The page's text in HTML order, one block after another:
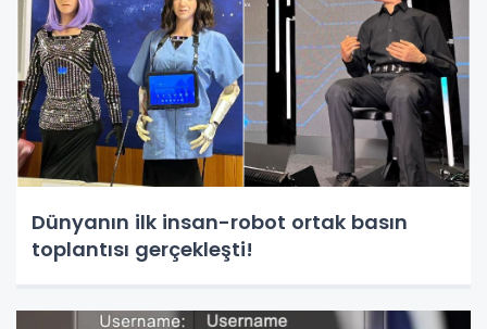
Dünyanın ilk insan-robot ortak basın
toplantısı gerçekleşti!